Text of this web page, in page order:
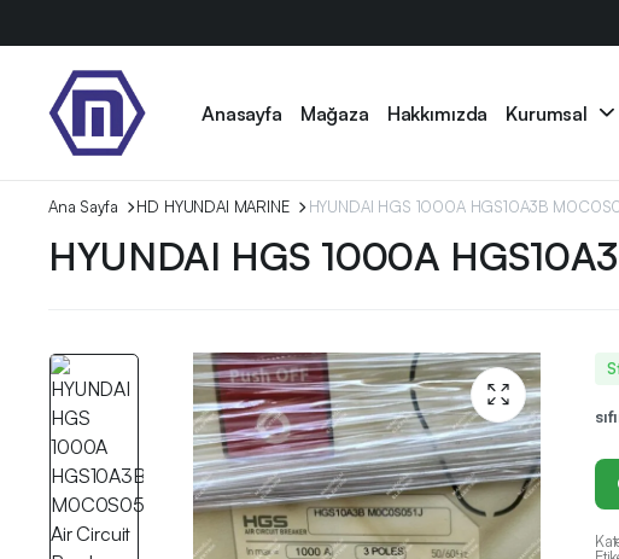
Anasayfa Mağaza Hakkımızda Kurumsal
Ana Sayfa HD HYUNDAI MARINE HYUNDAI HGS 1000A HGS10A3B
HYUNDAI HGS 1000A